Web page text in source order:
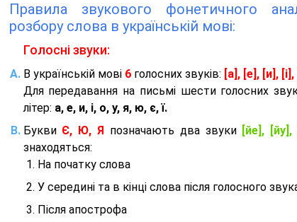
Правила звукового фонетичного
розбору слова в українській мові:
Голосні звуки:
В українській мові 6голосних звуків: [а], [е], [и],
Для передавання на письмі шести голосних
літер: а, е, и, і, о, у, я, ю, є, ї.
Букви Є, Ю, Я позначають два звуки [йе], [йу],
знаходяться:
На початку слова
У середині та в кінці слова після голосного
Після апострофа